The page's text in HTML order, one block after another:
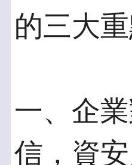
的三大
一、企
信，資